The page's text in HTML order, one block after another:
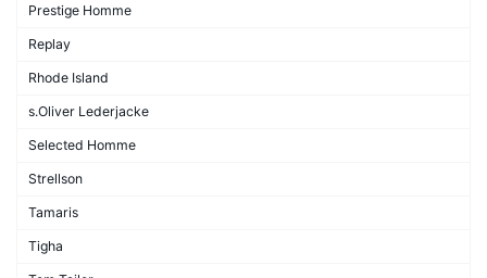
Prestige Homme
Replay
Rhode Island
s.Oliver Lederjacke
Selected Homme
Strellson
Tamaris
Tigha